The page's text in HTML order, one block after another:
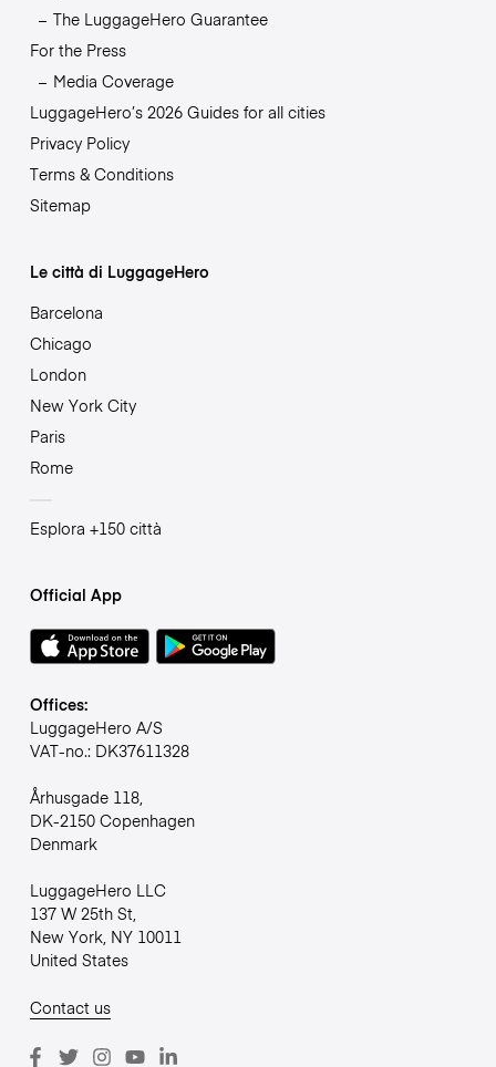
The LuggageHero Guarantee
For the Press
Media Coverage
LuggageHero’s 2026 Guides for all cities
Privacy Policy
Terms & Conditions
Sitemap
Le città di LuggageHero
Barcelona
Chicago
London
New York City
Paris
Rome
Esplora +150 città
Official App
Offices:
LuggageHero A/S
VAT-no.: DK37611328
Århusgade 118,
DK-2150 Copenhagen
Denmark
LuggageHero LLC
137 W 25th St,
New York, NY 10011
United States
Contact us